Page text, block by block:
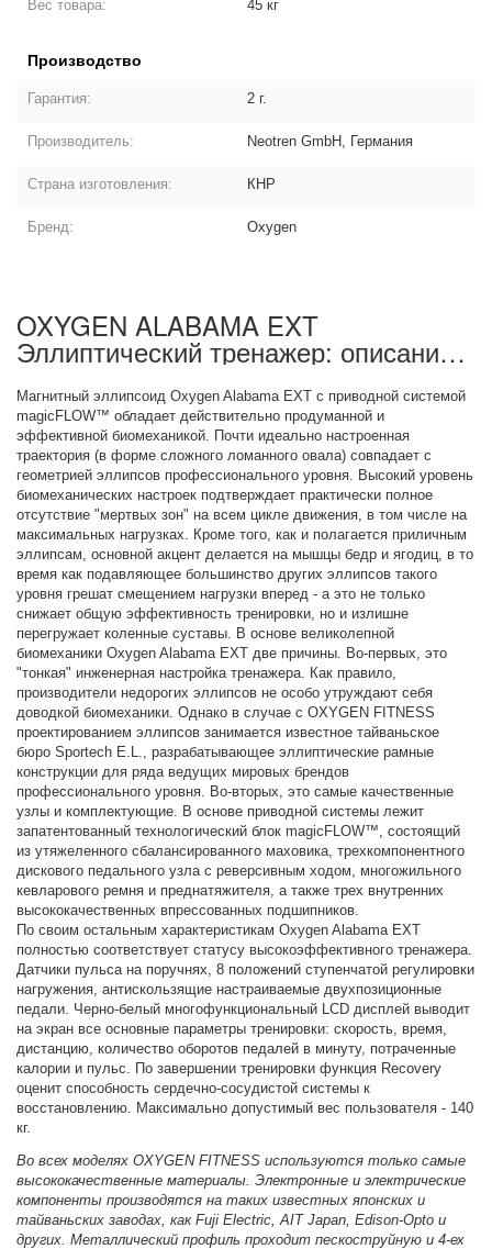
Вес товара: 45 кг
Производство
Гарантия: 2 г.
Производитель: Neotren GmbH, Германия
Страна изготовления: КНР
Бренд: Oxygen
OXYGEN ALABAMA EXT
Эллиптический тренажер: описание
Магнитный эллипсоид Oxygen Alabama EXT с приводной системой
magicFLOW™ обладает действительно продуманной и
эффективной биомеханикой. Почти идеально настроенная
траектория (в форме сложного ломанного овала) совпадает с
геометрией эллипсов профессионального уровня. Высокий уровень
биомеханических настроек подтверждает практически полное
отсутствие "мертвых зон" на всем цикле движения, в том числе на
максимальных нагрузках. Кроме того, как и полагается приличным
эллипсам, основной акцент делается на мышцы бедр и ягодиц, в то
время как подавляющее большинство других эллипсов такого
уровня грешат смещением нагрузки вперед - а это не только
снижает общую эффективность тренировки, но и излишне
перегружает коленные суставы. В основе великолепной
биомеханики Oxygen Alabama EXT две причины. Во-первых, это
"тонкая" инженерная настройка тренажера. Как правило,
производители недорогих эллипсов не особо утруждают себя
доводкой биомеханики. Однако в случае с OXYGEN FITNESS
проектированием эллипсов занимается известное тайваньское
бюро Sportech E.L., разрабатывающее эллиптические рамные
конструкции для ряда ведущих мировых брендов
профессионального уровня. Во-вторых, это самые качественные
узлы и комплектующие. В основе приводной системы лежит
запатентованный технологический блок magicFLOW™, состоящий
из утяжеленного сбалансированного маховика, трехкомпонентного
дискового педального узла с реверсивным ходом, многожильного
кевларового ремня и преднатяжителя, а также трех внутренних
высококачественных впрессованных подшипников.
По своим остальным характеристикам Oxygen Alabama EXT
полностью соответствует статусу высокоэффективного тренажера.
Датчики пульса на поручнях, 8 положений ступенчатой регулировки
нагружения, антискользящие настраиваемые двухпозиционные
педали. Черно-белый многофункциональный LCD дисплей выводит
на экран все основные параметры тренировки: скорость, время,
дистанцию, количество оборотов педалей в минуту, потраченные
калории и пульс. По завершении тренировки функция Recovery
оценит способность сердечно-сосудистой системы к
восстановлению. Максимально допустимый вес пользователя - 140
кг.
Во всех моделях OXYGEN FITNESS используются только самые
высококачественные материалы. Электронные и электрические
компоненты производятся на таких известных японских и
тайваньских заводах, как Fuji Electric, AIT Japan, Edison-Opto и
других. Металлический профиль проходит пескоструйную и 4-ех